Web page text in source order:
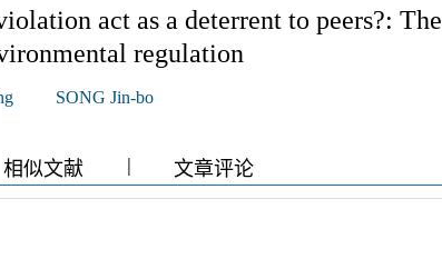
act as a deterrent to peers?: The
regulation
SONG Jin-bo
相似文献 ||| 文章评论